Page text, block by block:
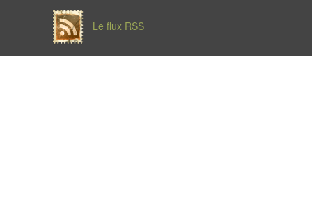
Le flux RSS